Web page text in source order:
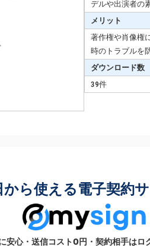
デルや出演者の
メリット
著作権や肖像権
時のトラブルを
ダウンロード数
39件
から使える電子契約
安心・送信コスト0円・契約相手はロ